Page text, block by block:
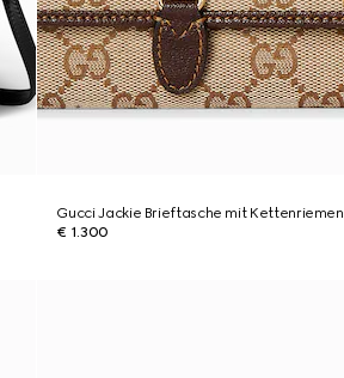
Gucci Jackie Brieftasche mit Kettenriemen
€ 1.300